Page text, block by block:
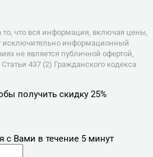
что вся информация, включая цены,
исключительно информационный
не является публичной офертой,
437 (2) Гражданского кодекса
получить скидку 25%
с Вами в течение 5 минут